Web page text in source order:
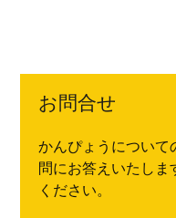
お問合せ
かんぴょうについて
問にお答えいたしま
ください。